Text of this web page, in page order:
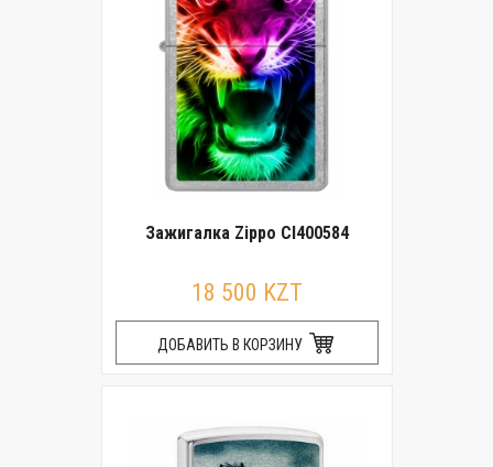
Зажигалка Zippo CI400584
18 500 KZT
ДОБАВИТЬ В КОРЗИНУ